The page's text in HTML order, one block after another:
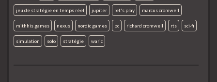
jeu de stratégie en temps réel jupiter let's play marcus cromwell
mithhis games nexus nordic games pc richard cromwell rts sci-fi
simulation solo stratégie waric